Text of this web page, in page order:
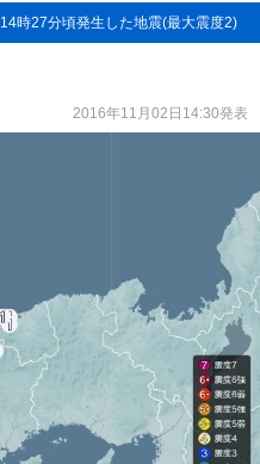
14時27分頃発生した地震(最大震度2)
2016年11月02日14:30発表